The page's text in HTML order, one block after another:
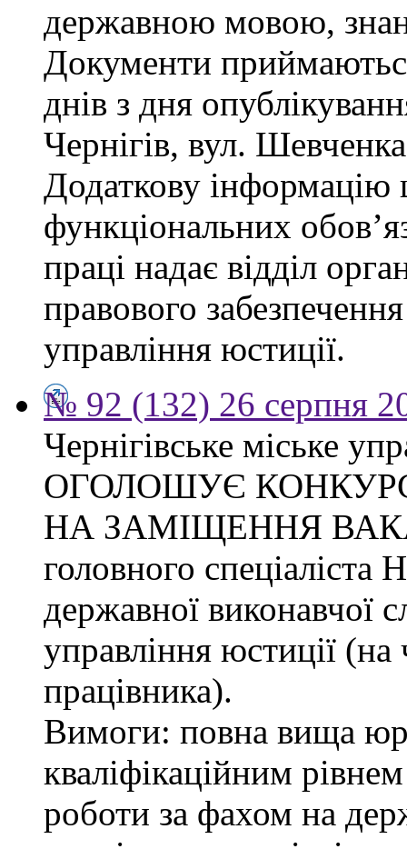
державною мовою,
Документи
днів з дня
Чернігів, вул.
Додаткову
функціональних
праці надає відділ
правового
управління юстиції.
№ 92 (132) 26 серпня
Чернігівське міське
ОГОЛОШУЄ
НА ЗАМІЩЕННЯ
головного спеціаліста
державної виконавчої
управління юстиції (на
працівника).
Вимоги: повна вища
кваліфікаційним
роботи за фахом на